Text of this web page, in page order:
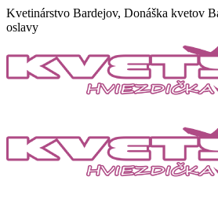
Skip
to
Kvetinárstvo Bardejov, Donáška kvetov
oslavy